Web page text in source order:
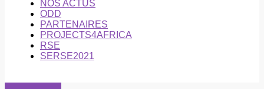
NOS ACTUS
ODD
PARTENAIRES
PROJECTS4AFRICA
RSE
SERSE2021